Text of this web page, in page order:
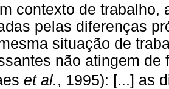
contexto de trabalho,
pelas diferenças
situação de
não atingem de
et al., 1995): [...] as